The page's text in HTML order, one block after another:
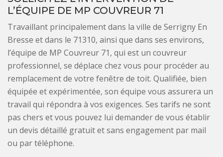
L’ÉQUIPE DE MP COUVREUR 71
Travaillant principalement dans la ville de Serrigny En
Bresse et dans le 71310, ainsi que dans ses environs,
l’équipe de MP Couvreur 71, qui est un couvreur
professionnel, se déplace chez vous pour procéder au
remplacement de votre fenêtre de toit. Qualifiée, bien
équipée et expérimentée, son équipe vous assurera un
travail qui répondra à vos exigences. Ses tarifs ne sont
pas chers et vous pouvez lui demander de vous établir
un devis détaillé gratuit et sans engagement par mail
ou par téléphone.